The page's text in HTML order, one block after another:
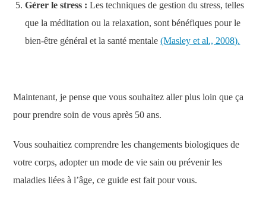
Gérer le stress : Les techniques de gestion du stress, telles
que la méditation ou la relaxation, sont bénéfiques pour le
bien-être général et la santé mentale(Masley et al., 2008).
Maintenant, je pense que vous souhaitez aller plus loin que ça
pour prendre soin de vous après 50 ans.
Vous souhaitiez comprendre les changements biologiques de
votre corps, adopter un mode de vie sain ou prévenir les
maladies liées à l’âge, ce guide est fait pour vous.